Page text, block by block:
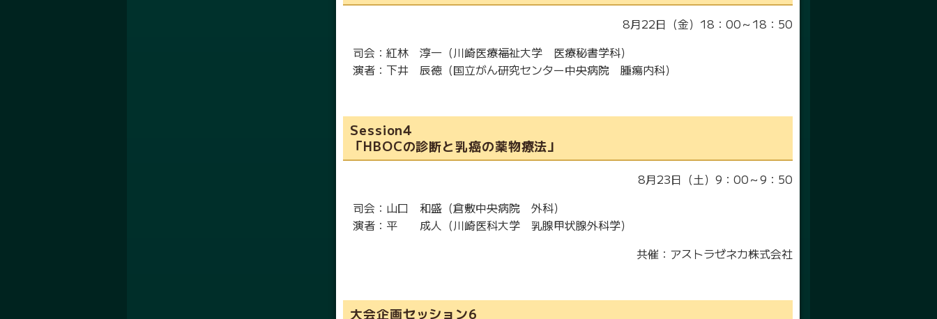
8月22日（金）18：00～18：50
司会：紅林 淳一（川崎医療福祉大学 医療秘書学科）
演者：下井 辰徳（国立がん研究センター中央病院 腫瘍内科）
Session4
「HBOCの診断と乳癌の薬物療法」
8月23日（土）9：00～9：50
司会：山口 和盛（倉敷中央病院 外科）
演者：平 成人（川崎医科大学 乳腺甲状腺外科学）
共催：アストラゼネカ株式会社
大会企画セッション6